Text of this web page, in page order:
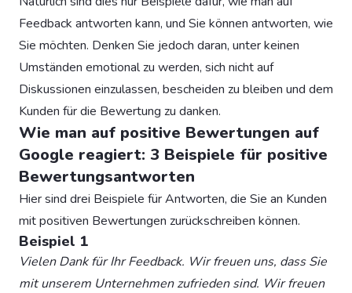
Feedback antworten kann, und Sie können antworten, wie
Sie möchten. Denken Sie jedoch daran, unter keinen
Umständen emotional zu werden, sich nicht auf
Diskussionen einzulassen, bescheiden zu bleiben und dem
Kunden für die Bewertung zu danken.
Wie man auf positive Bewertungen auf
Google reagiert: 3 Beispiele für positive
Bewertungsantworten
Hier sind drei Beispiele für Antworten, die Sie an Kunden
mit positiven Bewertungen zurückschreiben können.
Beispiel 1
Vielen Dank für Ihr Feedback. Wir freuen uns, dass Sie
mit unserem Unternehmen zufrieden sind. Wir freuen